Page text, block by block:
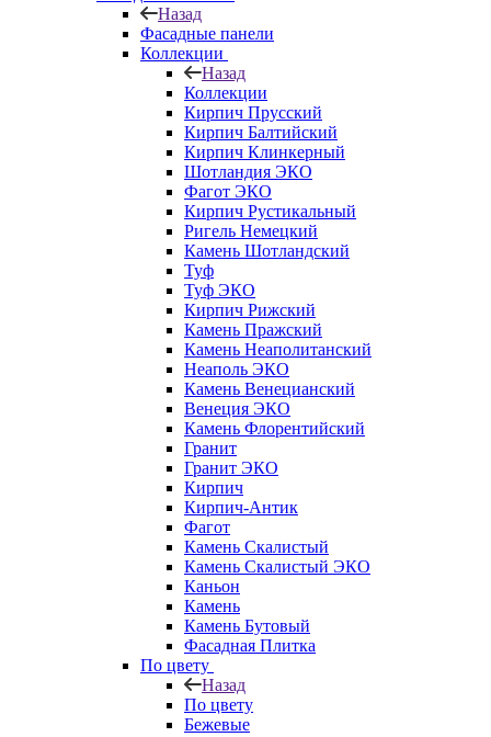
Назад
Фасадные панели
Коллекции
Назад
Коллекции
Кирпич Прусский
Кирпич Балтийский
Кирпич Клинкерный
Шотландия ЭКО
Фагот ЭКО
Кирпич Рустикальный
Ригель Немецкий
Камень Шотландский
Туф
Туф ЭКО
Кирпич Рижский
Камень Пражский
Камень Неаполитанский
Неаполь ЭКО
Камень Венецианский
Венеция ЭКО
Камень Флорентийский
Гранит
Гранит ЭКО
Кирпич
Кирпич-Антик
Фагот
Камень Скалистый
Камень Скалистый ЭКО
Каньон
Камень
Камень Бутовый
Фасадная Плитка
По цвету
Назад
По цвету
Бежевые